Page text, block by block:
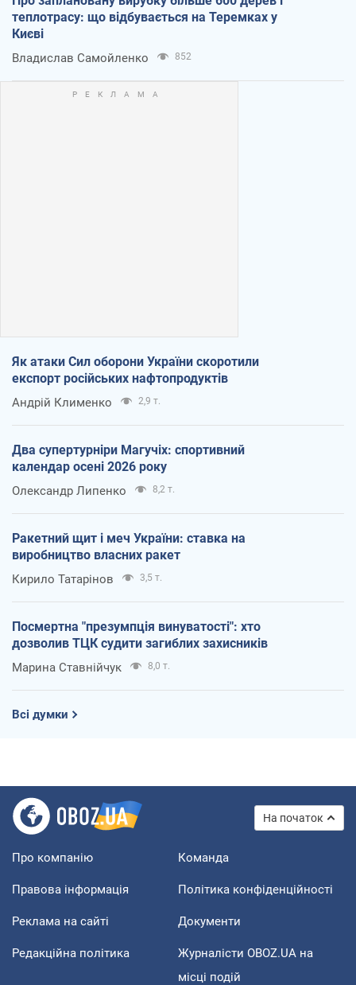
теплотрасу: що відбувається на Теремках у
Києві
Владислав Самойленко 852
Як атаки Сил оборони України скоротили
експорт російських нафтопродуктів
Андрій Клименко 2,9 т.
Два супертурніри Магучіх: спортивний
календар осені 2026 року
Олександр Липенко 8,2 т.
Ракетний щит і меч України: ставка на
виробництво власних ракет
Кирило Татарінов 3,5 т.
Посмертна "презумпція винуватості": хто
дозволив ТЦК судити загиблих захисників
Марина Ставнійчук 8,0 т.
Всі думки
На початок
Про компанію Команда
Правова інформація Політика конфіденційності
Реклама на сайті Документи
Редакційна політика
Журналісти OBOZ.UA на
місці подій